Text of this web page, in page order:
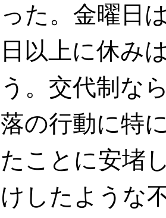
った。金曜日
日以上に休み
う。交代制な
落の行動に特
たことに安堵
けしたような